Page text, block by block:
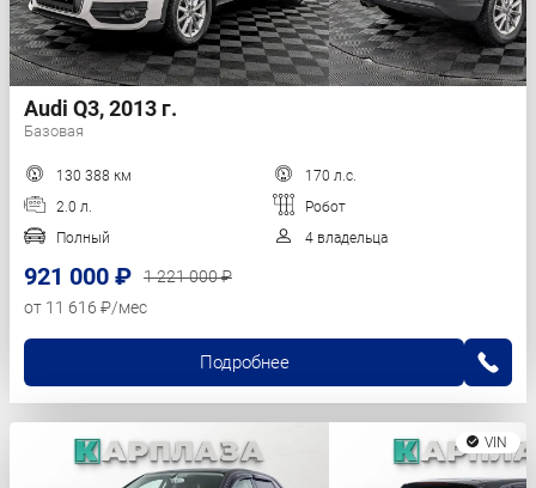
Audi Q3, 2013 г.
Базовая
130 388 км
170 л.с.
2.0 л.
Робот
Полный
4 владельца
921 000 ₽
1 221 000 ₽
от 11 616 ₽/мес
Подробнее
VIN